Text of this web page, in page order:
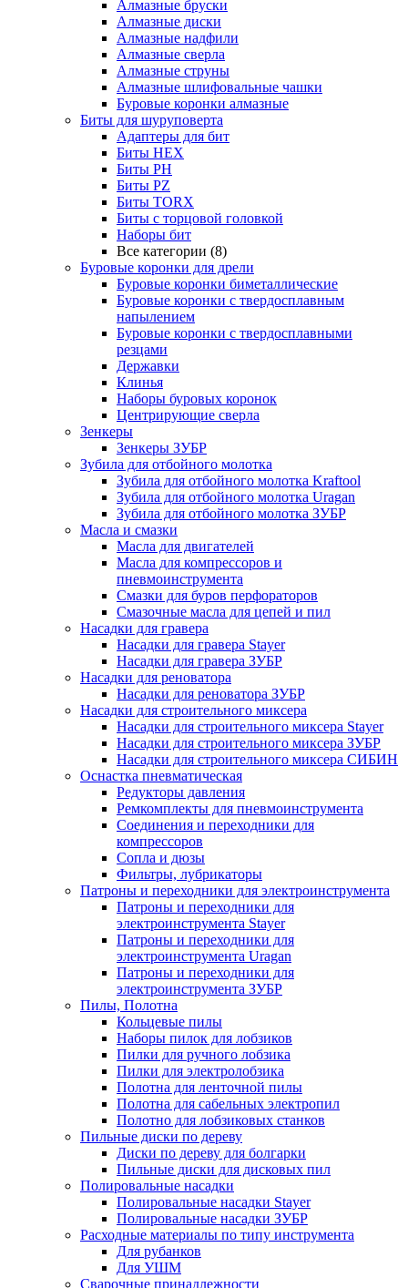
Алмазные бруски
Алмазные диски
Алмазные надфили
Алмазные сверла
Алмазные струны
Алмазные шлифовальные чашки
Буровые коронки алмазные
Биты для шуруповерта
Адаптеры для бит
Биты HEX
Биты PH
Биты PZ
Биты TORX
Биты с торцовой головкой
Наборы бит
Все категории (8)
Буровые коронки для дрели
Буровые коронки биметаллические
Буровые коронки с твердосплавным
напылением
Буровые коронки с твердосплавными
резцами
Державки
Клинья
Наборы буровых коронок
Центрирующие сверла
Зенкеры
Зенкеры ЗУБР
Зубила для отбойного молотка
Зубила для отбойного молотка Kraftool
Зубила для отбойного молотка Uragan
Зубила для отбойного молотка ЗУБР
Масла и смазки
Масла для двигателей
Масла для компрессоров и
пневмоинструмента
Смазки для буров перфораторов
Смазочные масла для цепей и пил
Насадки для гравера
Насадки для гравера Stayer
Насадки для гравера ЗУБР
Насадки для реноватора
Насадки для реноватора ЗУБР
Насадки для строительного миксера
Насадки для строительного миксера Stayer
Насадки для строительного миксера ЗУБР
Насадки для строительного миксера СИБИН
Оснастка пневматическая
Редукторы давления
Ремкомплекты для пневмоинструмента
Соединения и переходники для
компрессоров
Сопла и дюзы
Фильтры, лубрикаторы
Патроны и переходники для электроинструмента
Патроны и переходники для
электроинструмента Stayer
Патроны и переходники для
электроинструмента Uragan
Патроны и переходники для
электроинструмента ЗУБР
Пилы, Полотна
Кольцевые пилы
Наборы пилок для лобзиков
Пилки для ручного лобзика
Пилки для электролобзика
Полотна для ленточной пилы
Полотна для сабельных электропил
Полотно для лобзиковых станков
Пильные диски по дереву
Диски по дереву для болгарки
Пильные диски для дисковых пил
Полировальные насадки
Полировальные насадки Stayer
Полировальные насадки ЗУБР
Расходные материалы по типу инструмента
Для рубанков
Для УШМ
Сварочные принадлежности